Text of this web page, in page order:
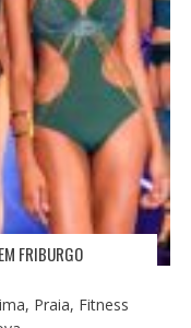
FRIBURGO
Praia, Fitness